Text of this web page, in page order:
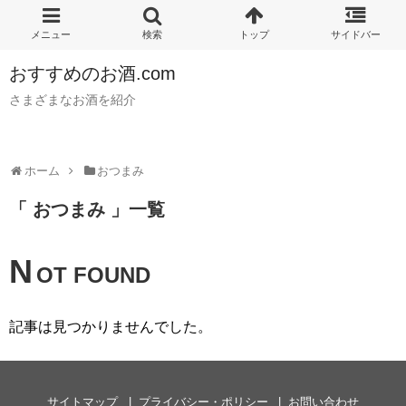
おすすめのお酒.com
さまざまなお酒を紹介
ホーム おつまみ
「 おつまみ 」一覧
N OT FOUND
記事は見つかりませんでした。
サイトマップ プライバシー・ポリシー
お問い合わせ